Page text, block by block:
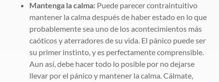
Mantenga la calma:Puede parecer contraintuitivo
mantener la calma después de haber estado en lo que
probablemente sea uno de los acontecimientos más
caóticos y aterradores de su vida. El pánico puede ser
su primer instinto, y es perfectamente comprensible.
Aun así, debe hacer todo lo posible por no dejarse
llevar por el pánico y mantener la calma. Cálmate,